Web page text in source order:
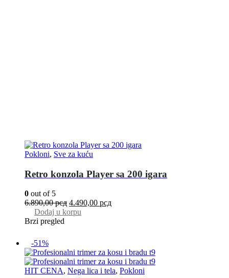
Pokloni, Sve za kuću
Retro konzola Player sa 200 igara
0 out of 5
6.890,00рсд 4.490,00 рсд
Dodaj u korpu
Brzi pregled
-51%
HIT CENA, Nega lica i tela, Pokloni